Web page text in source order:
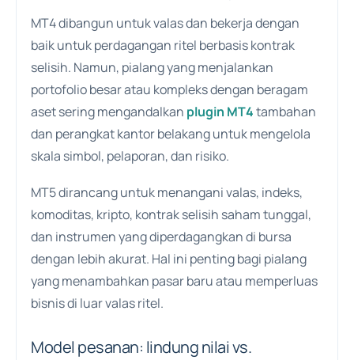
MT4 dibangun untuk valas dan bekerja dengan
baik untuk perdagangan ritel berbasis kontrak
selisih. Namun, pialang yang menjalankan
portofolio besar atau kompleks dengan beragam
aset sering mengandalkan plugin MT4tambahan
dan perangkat kantor belakang untuk mengelola
skala simbol, pelaporan, dan risiko.
MT5 dirancang untuk menangani valas, indeks,
komoditas, kripto, kontrak selisih saham tunggal,
dan instrumen yang diperdagangkan di bursa
dengan lebih akurat. Hal ini penting bagi pialang
yang menambahkan pasar baru atau memperluas
bisnis di luar valas ritel.
Model pesanan: lindung nilai vs.